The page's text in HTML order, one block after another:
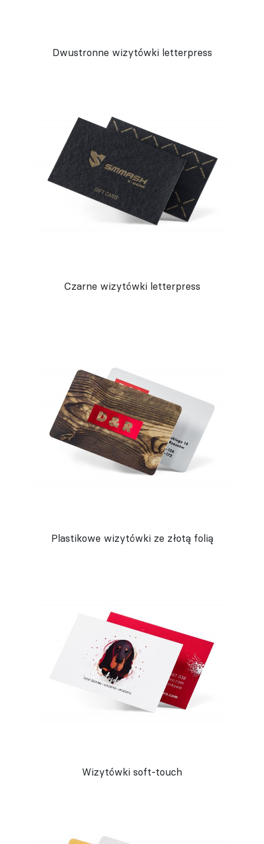
Dwustronne wizytówki letterpress
Czarne wizytówki letterpress
Plastikowe wizytówki ze złotą folią
Wizytówki soft-touch